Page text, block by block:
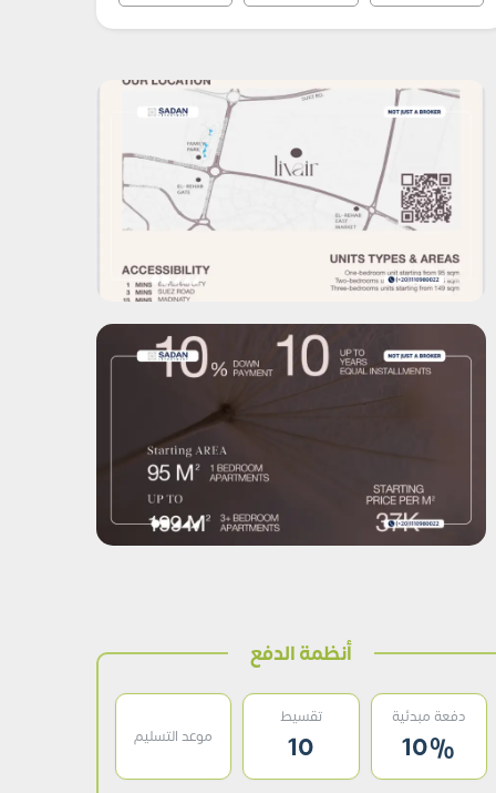
أنظمة الدفع
دفعة مبدئية
10%
تقسيط
10 موعد التسليم